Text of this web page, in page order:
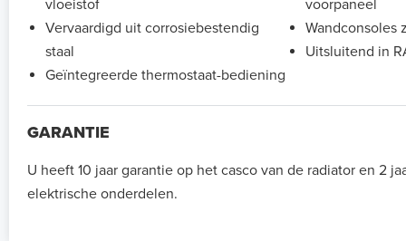
vloeistof
Vervaardigd uit corrosiebestendig
staal
Geïntegreerde thermostaat-bediening
voorpaneel
Wandconsoles
Uitsluitend in
GARANTIE
U heeft 10 jaar garantie op het casco van de radiator en 2
elektrische onderdelen.